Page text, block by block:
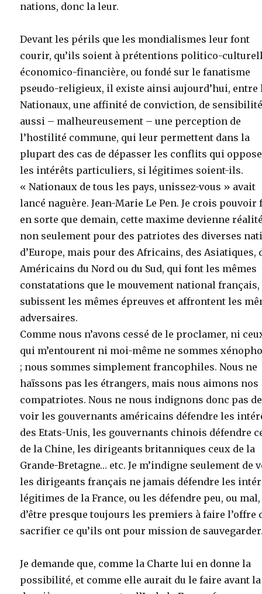
nations, donc la leur.
Devant les périls que les mondialismes leur font
courir, qu’ils soient à prétentions politico-
économico-financière, ou fondé sur le fanatisme
pseudo-religieux, il existe ainsi aujourd’hui, entre
Nationaux, une affinité de conviction, de
aussi – malheureusement – une perception de
l’hostilité commune, qui leur permettent dans la
plupart des cas de dépasser les conflits qui
les intérêts particuliers, si légitimes soient-ils.
« Nationaux de tous les pays, unissez-vous » avait
lancé naguère. Jean-Marie Le Pen. Je crois pouvoir
en sorte que demain, cette maxime devienne
non seulement pour des patriotes des diverses
d’Europe, mais pour des Africains, des Asiatiques,
Américains du Nord ou du Sud, qui font les mêmes
constatations que le mouvement national français,
subissent les mêmes épreuves et affrontent les
adversaires.
Comme nous n’avons cessé de le proclamer, ni
qui m’entourent ni moi-même ne sommes
; nous sommes simplement francophiles. Nous ne
haïssons pas les étrangers, mais nous aimons nos
compatriotes. Nous ne nous indignons donc pas de
voir les gouvernants américains défendre les
des Etats-Unis, les gouvernants chinois défendre
de la Chine, les dirigeants britanniques ceux de la
Grande-Bretagne… etc. Je m’indigne seulement de
les dirigeants français ne jamais défendre les
légitimes de la France, ou les défendre peu, ou
d’être presque toujours les premiers à faire l’offre
sacrifier ce qu’ils ont pour mission de
Je demande que, comme la Charte lui en donne la
possibilité, et comme elle aurait du le faire avant la